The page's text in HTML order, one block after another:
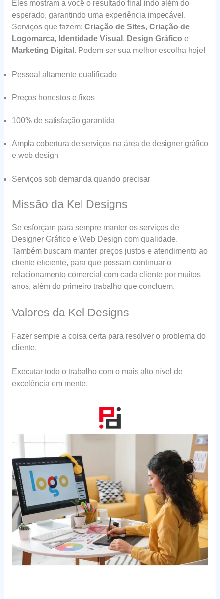
Eles mostram a você o resultado final indo além do
esperado, garantindo uma experiência impecável.
Serviços que fazem: Criação de Sites, Criação de
Logomarca, Identidade Visual , Design Gráfico e
Marketing Digital . Podem ser sua melhor escolha hoje!
Pessoal altamente qualificado
Preços honestos e fixos
100% de satisfação garantida
Ampla cobertura de serviços na área de designer gráfico
e web design
Serviços sob demanda quando precisar
Missão da Kel Designs
Se esforçam para sempre manter os serviços de
Designer Gráfico e Web Design com qualidade.
Também buscam manter preços justos e atendimento ao
cliente eficiente, para que possam continuar o
relacionamento comercial com cada cliente por muitos
anos, além do primeiro trabalho que concluem.
Valores da Kel Designs
Fazer sempre a coisa certa para resolver o problema do
cliente.
Executar todo o trabalho com o mais alto nível de
excelência em mente.